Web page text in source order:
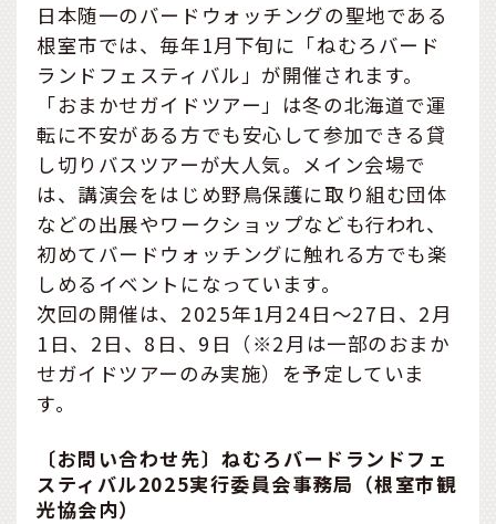
日本随一のバードウォッチングの聖地である
根室市では、毎年1月下旬に「ねむろバード
ランドフェスティバル」が開催されます。
「おまかせガイドツアー」は冬の北海道で運
転に不安がある方でも安心して参加できる貸
し切りバスツアーが大人気。メイン会場で
は、講演会をはじめ野鳥保護に取り組む団体
などの出展やワークショップなども行われ、
初めてバードウォッチングに触れる方でも楽
しめるイベントになっています。
次回の開催は、2025年1月24日～27日、2月
1日、2日、8日、9日（※2月は一部のおまか
せガイドツアーのみ実施）を予定していま
す。
〔お問い合わせ先〕ねむろバードランドフェ
スティバル2025実行委員会事務局（根室市観
光協会内）